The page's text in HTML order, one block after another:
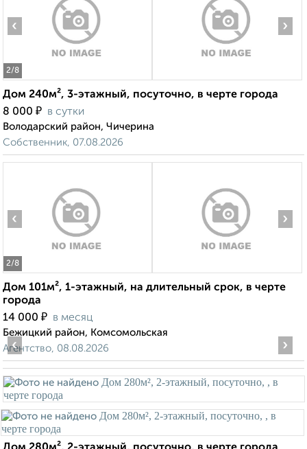
2/8
‹ ›
Дом 240м², 3-этажный, посуточно, в черте города
8 000 ₽ в сутки
Володарский район, Чичерина
Собственник, 07.08.2026
2/8
‹ ›
Дом 101м², 1-этажный, на длительный срок, в черте
города
14 000 ₽ в месяц
Бежицкий район, Комсомольская
Агентство, 08.08.2026
‹ ›